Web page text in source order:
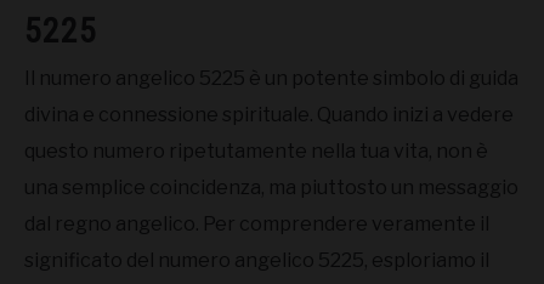
5225
Il numero angelico 5225 è un potente simbolo di guida
divina e connessione spirituale. Quando inizi a vedere
questo numero ripetutamente nella tua vita, non è
una semplice coincidenza, ma piuttosto un messaggio
dal regno angelico. Per comprendere veramente il
significato del numero angelico 5225, esploriamo il